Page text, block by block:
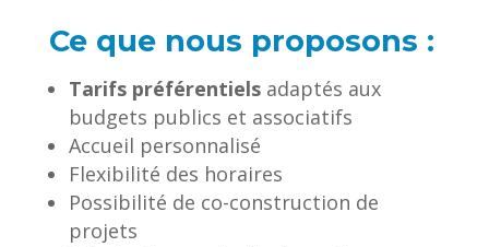
Ce que nous proposons :
Tarifs préférentielsadaptés aux
budgets publics et associatifs
Accueil personnalisé
Flexibilité des horaires
Possibilité de co-construction de
projets